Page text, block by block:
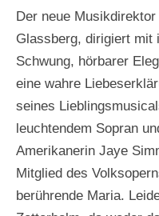
Der neue
Glassberg, dirigiert mit
Schwung, hörbarer
eine wahre
seines
leuchtendem Sopran
Amerikanerin Jaye
Mitglied des
berührende Maria.